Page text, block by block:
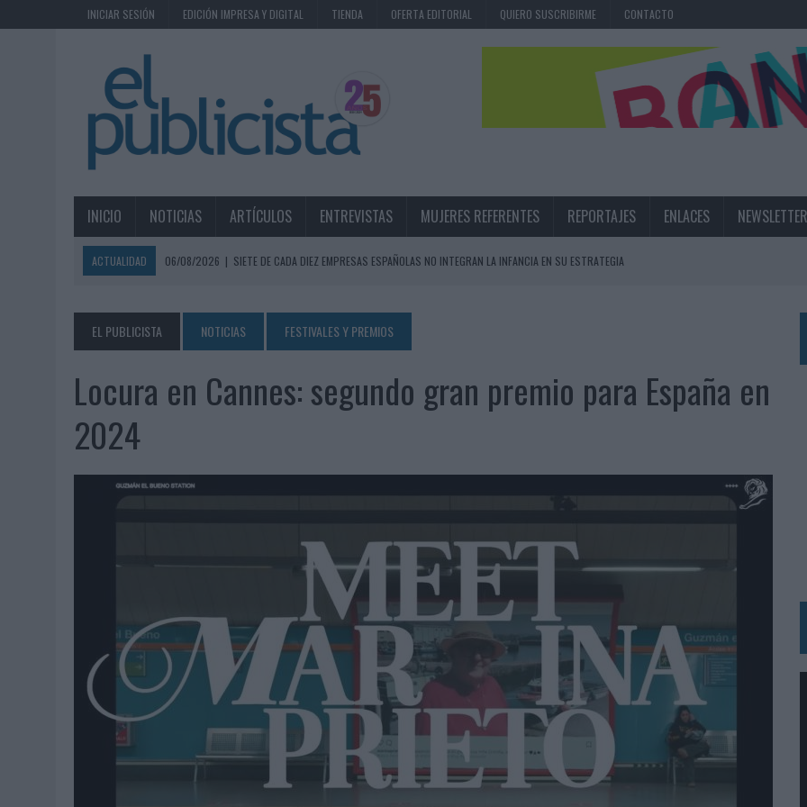
INICIAR SESIÓN EDICIÓN IMPRESA Y DIGITAL TIENDA OFERTA EDITORIAL QUIERO SUSCRIBIRME CONTACTO
INICIO NOTICIAS ARTÍCULOS ENTREVISTAS MUJERES REFERENTES REPORTAJES ENLACES NEWSLETTER
ACTUALIDAD 06/08/2026 | SIETE DE CADA DIEZ EMPRESAS ESPAÑOLAS NO INTEGRAN LA INFANCIA EN SU ESTRATEGIA
06/08/2026 | EL USO DE LA IA GENERATIVA ALCANZA YA AL 62% DE LOS ESPAÑOLES
SYSTEM1 NOMBRA A KIMBERLY BASTONI COMO NUEVA DIRECTORA COMERCIAL GLOBAL
06/08/2026 |
FRIGO Y UNIQLO LANZAN UNA COLECCIÓN PERSONALIZABLE INSPIRADA EN CORNETTO, CALIPPO Y SOLERO
06/08/2026
LUIS ARQUILLOS (BURGO DE ARIAS): “LA CONSTRUCCIÓN DE MARCA A LARGO PLAZO Y LA MEDICIÓN SON DOS CARAS DE LA MISMA
‘EL PARAÍSO MÁS CERCA’, DE 22GRADOS PARA LOPESAN HOTELS & RESORTS
04/08/2026 | ‘LA ÚNICA CERVEZA DEL MUNDO QUE SE DISFRUTA DOS VECES’, DE INUSUALY PARA CERVEZA CAPAZ
04/08/2026
‘EL FÚTBOL SIN LAS PERSONAS’, DE DENTSU CREATIVE PARA ORANGE
04/08/2026
| CAPAZ, LA CERVEZA QUE CONVIERTE CADA BOTELLA EN UNA OPORTUNIDAD DE INCLUSIÓN
04/08/2026
BABARIA Y MAXIBON SON ‘EL MATCH PERFECTO DEL VERANO’
04/08/2026 | AUDIBLE REIVINDICA EL PODER TRANSFORMADOR DEL AUDIO EN SU NUEVA CAMPAÑA GLOBAL DE MARCA
EL PUBLICISTA NOTICIAS FESTIVALES Y PREMIOS
Locura en Cannes: segundo gran premio para España en
2024